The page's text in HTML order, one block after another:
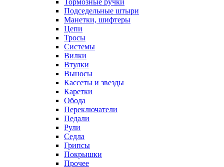
Подседельные штыри
Манетки, шифтеры
Цепи
Тросы
Системы
Вилки
Втулки
Выносы
Кассеты и звезды
Каретки
Обода
Переключатели
Педали
Рули
Седла
Грипсы
Покрышки
Прочее